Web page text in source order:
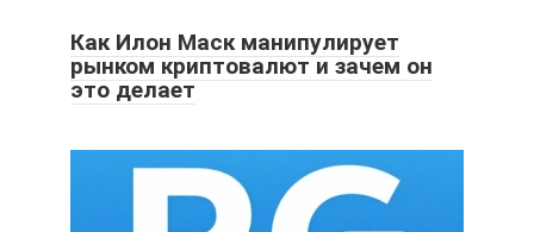
Как Илон Маск манипулирует
рынком криптовалют и зачем он
это делает